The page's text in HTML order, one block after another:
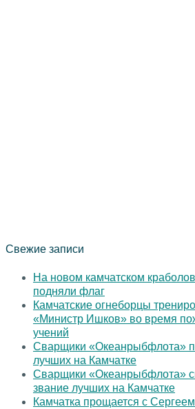
Свежие записи
На новом камчатском
подняли флаг
Камчатские огнеборцы
«Министр Ишков» во время
учений
Сварщики «Океанрыбфлота»
лучших на Камчатке
Сварщики «Океанрыбфлота»
звание лучших на Камчатке
Камчатка прощается с